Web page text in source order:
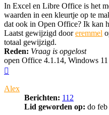
In Excel en Libre Office is het
waarden in een kleurtje op te
dat ook in Open Office? Ik kan
Laatst gewijzigd dooreremmel
totaal gewijzigd.
Reden: Vraag is opgelost
open Office 4.1.14, Windows 11
Alex
Berichten: 112
Lid geworden op: do